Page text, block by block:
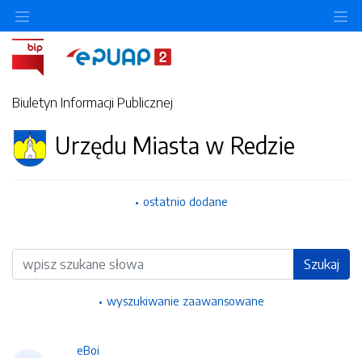
Biuletyn Informacji Publicznej
Urzędu Miasta w Redzie
ostatnio dodane
Wyszukiwarka Szukaj
wyszukiwanie zaawansowane
eBoi